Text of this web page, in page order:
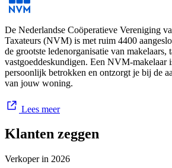
De Nederlandse Coöperatieve Vereniging
Taxateurs (NVM) is met ruim 4400
de grootste ledenorganisatie van makelaars,
vastgoeddeskundigen. Een NVM-makelaar
persoonlijk betrokken en ontzorgt je bij de
van jouw woning.
Lees meer
Klanten zeggen
Verkoper in 2026